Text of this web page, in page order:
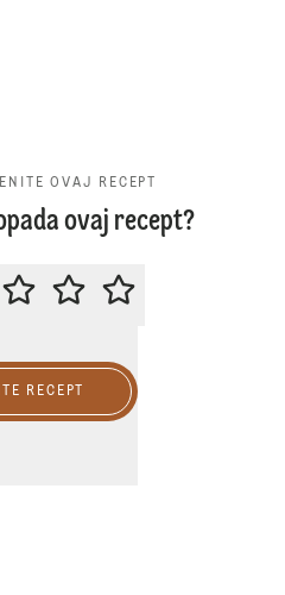
OVAJ RECEPT
ovaj recept?
MOLIMO DA OCENITE OVAJ
RECEPT